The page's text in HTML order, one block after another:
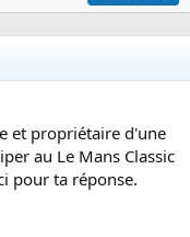
a
n
e
et propriétaire d'une
au Le Mans Classic
pour ta réponse.